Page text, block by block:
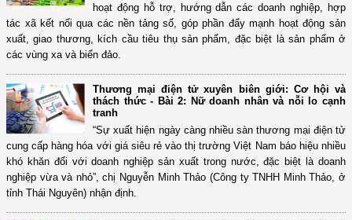
hoạt động hỗ trợ, hướng dẫn các doanh nghiệp, hợp
tác xã kết nối qua các nền tảng số, góp phần đẩy mạnh hoạt động sản
xuất, giao thương, kích cầu tiêu thụ sản phẩm, đặc biệt là sản phẩm ở
các vùng xa và biển đảo.
Thương mại điện tử xuyên biên giới: Cơ hội và
thách thức - Bài 2: Nữ doanh nhân và nỗi lo cạnh
tranh
“Sự xuất hiện ngày càng nhiều sàn thương mại điện tử
cung cấp hàng hóa với giá siêu rẻ vào thị trường Việt Nam báo hiệu nhiều
khó khăn đối với doanh nghiệp sản xuất trong nước, đặc biệt là doanh
nghiệp vừa và nhỏ”, chị Nguyễn Minh Thảo (Công ty TNHH Minh Thảo, ở
tỉnh Thái Nguyên) nhận định.